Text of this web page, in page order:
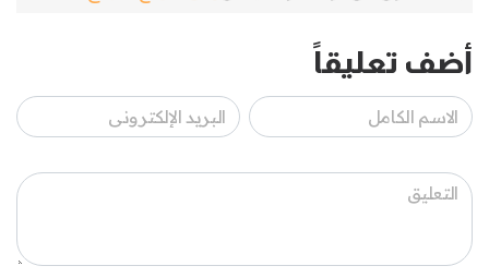
أضف تعليقاً